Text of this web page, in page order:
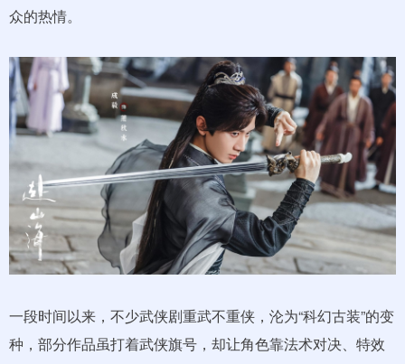
众的热情。
一段时间以来，不少武侠剧重武不重侠，沦为“科幻古装”的变
种，部分作品虽打着武侠旗号，却让角色靠法术对决、特效